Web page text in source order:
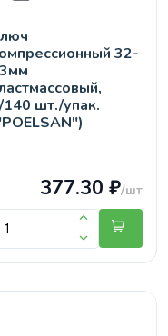
32-
140 шт./упак.
377.30 ₽/шт